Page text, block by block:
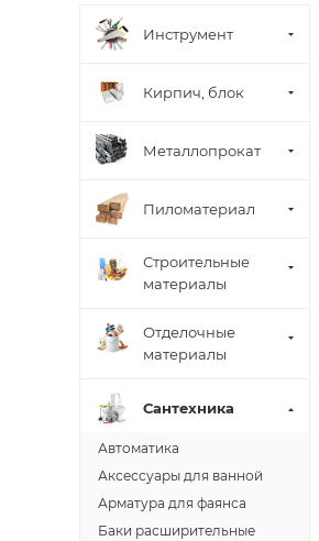
Инструмент
Кирпич, блок
Металлопрокат
Пиломатериал
Строительные
материалы
Отделочные
материалы
Сантехника
Автоматика
Аксессуары для ванной
Арматура для фаянса
Баки расширительные